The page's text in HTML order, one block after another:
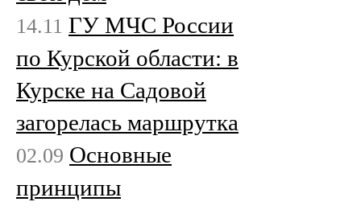
14.11 ГУ МЧС России
по Курской области: в
Курске на Садовой
загорелась маршрутка
02.09 Основные
принципы